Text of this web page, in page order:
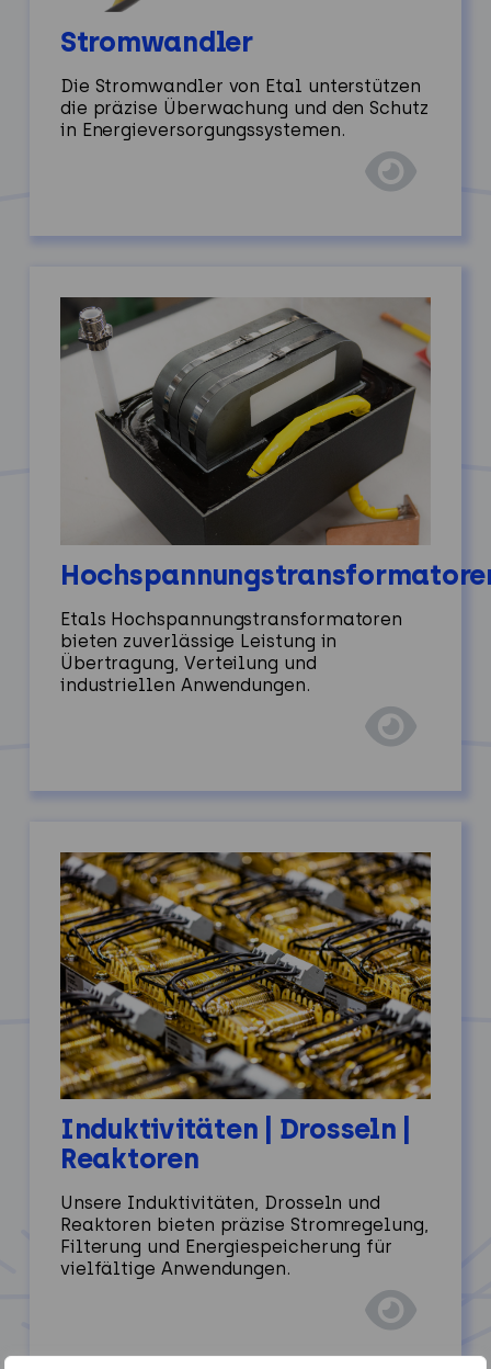
Stromwandler
Die Stromwandler von Etal unterstützen
die präzise Überwachung und den Schutz
in Energieversorgungssystemen.
Etals Hochspannungstransformatoren
bieten zuverlässige Leistung in
Übertragung, Verteilung und
industriellen Anwendungen.
Induktivitäten | Drosseln |
Reaktoren
Unsere Induktivitäten, Drosseln und
Reaktoren bieten präzise Stromregelung,
Filterung und Energiespeicherung für
vielfältige Anwendungen.